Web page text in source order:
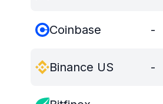
Coinbase -
Binance US -